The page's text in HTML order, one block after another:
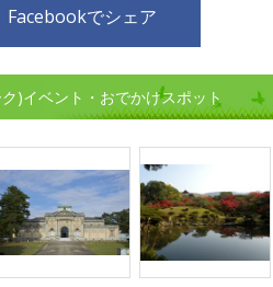
Facebookでシェア
)イベント・おでかけスポット